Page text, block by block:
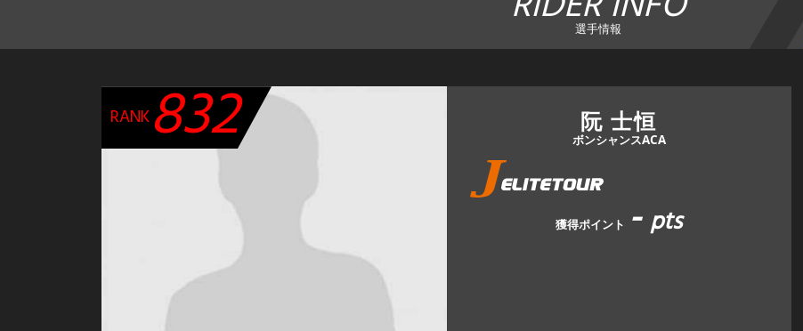
選手情報
RANK832 阮 士恒
ボンシャンスACA
獲得ポイント -pts